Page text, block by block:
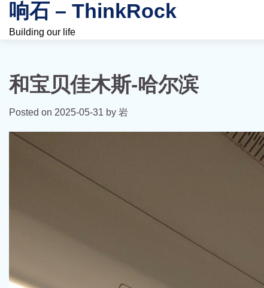
Skip
content
响石 – ThinkRock
Building our life
和宝贝佳木斯-哈尔滨
Posted on 2025-05-31 by 岩